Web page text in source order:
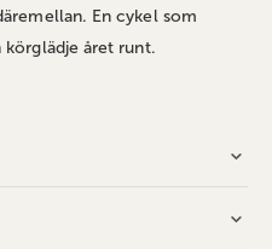
En cykel som
året runt.